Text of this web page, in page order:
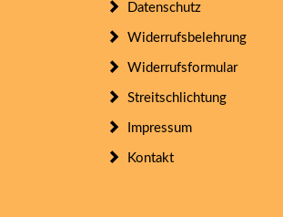
Datenschutz
Widerrufsbelehrung
Widerrufsformular
Streitschlichtung
Impressum
Kontakt